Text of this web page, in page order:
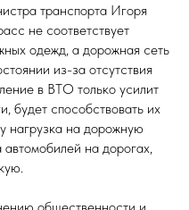
транспорта Игоря
не соответствует
одежд, а дорожная сеть
из-за отсутствия
в ВТО только усилит
будет способствовать их
нагрузка на дорожную
на дорогах,
общественности и